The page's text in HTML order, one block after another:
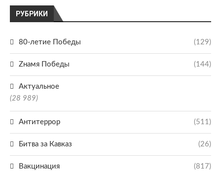
РУБРИКИ
80-летие Победы (129)
Zнамя Победы (144)
Актуальное
(28 989)
Антитеррор (511)
Битва за Кавказ (26)
Вакцинация (817)